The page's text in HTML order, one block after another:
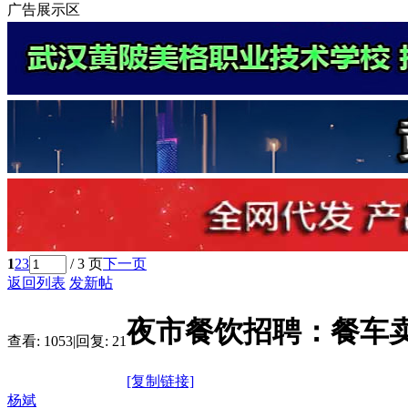
广告展示区
123 / 3 页下一页
返回列表 发新帖
查看: 1053|回复: 21夜市餐饮招聘：餐车
[复制链接]
杨斌